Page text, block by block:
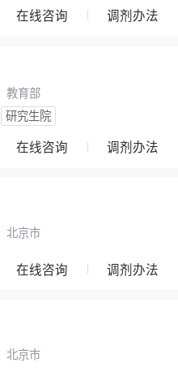
在线咨询 调剂办法
教育部
研究生院
在线咨询 调剂办法
北京市
在线咨询 调剂办法
北京市